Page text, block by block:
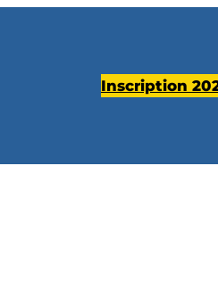
Inscription